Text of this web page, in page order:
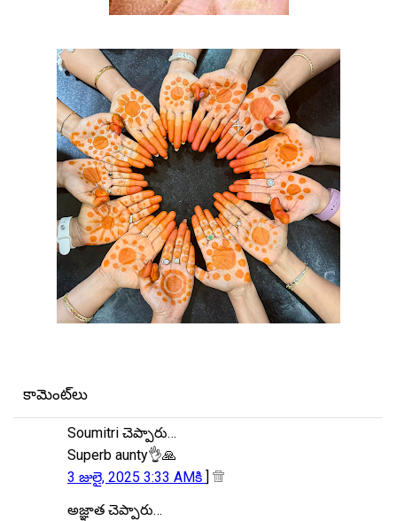
కామెంట్‌లు
Soumitri చెప్పారు…
Superb aunty👌🙏
3 జులై, 2025 3:33 AMకి ]
అజ్ఞాత చెప్పారు…